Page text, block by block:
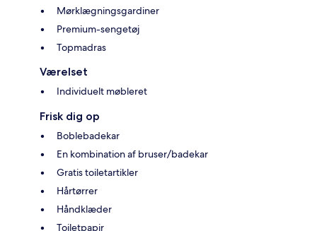
Mørklægningsgardiner
Premium-sengetøj
Topmadras
Værelset
Individuelt møbleret
Frisk dig op
Boblebadekar
En kombination af bruser/badekar
Gratis toiletartikler
Hårtørrer
Håndklæder
Toiletpapir